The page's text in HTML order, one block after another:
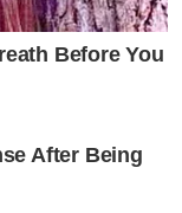
Before You
After Being